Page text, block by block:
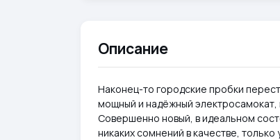
Описание
Наконец-то городские пробки
мощный и надёжный электросамокат,
Совершенно новый, в идеальном
никаких сомнений в качестве,